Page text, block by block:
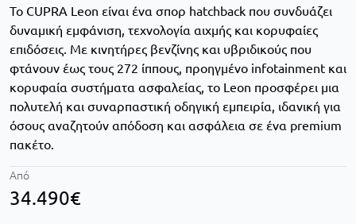
Το CUPRA Leon είναι ένα σπορ hatchback που συνδυάζει
δυναμική εμφάνιση, τεχνολογία αιχμής και κορυφαίες
επιδόσεις. Με κινητήρες βενζίνης και υβριδικούς που
φτάνουν έως τους 272 ίππους, προηγμένο infotainment και
κορυφαία συστήματα ασφαλείας, το Leon προσφέρει μια
πολυτελή και συναρπαστική οδηγική εμπειρία, ιδανική για
όσους αναζητούν απόδοση και ασφάλεια σε ένα premium
πακέτο.
Από
34.490€